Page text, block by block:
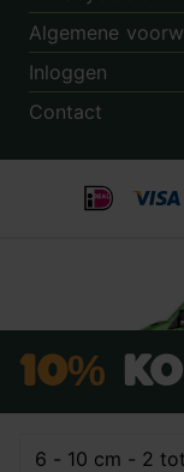
Algemene
Inloggen
Contact
10%